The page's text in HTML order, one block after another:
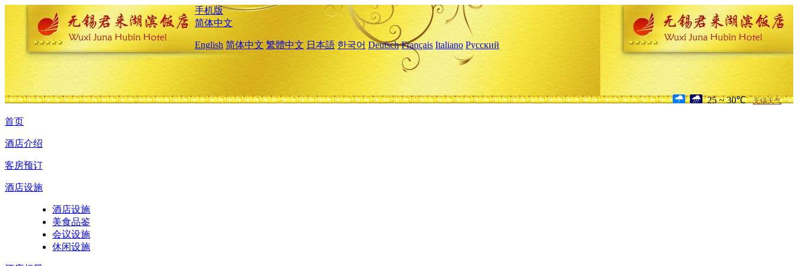
手机版
简体中文
English 简体中文 繁體中文 日本語 한국어 Deutsch Français Italiano Русский
25 ~ 30℃ 无锡天气
首页
酒店介绍
客房预订
酒店设施
酒店设施
美食品鉴
会议设施
休闲设施